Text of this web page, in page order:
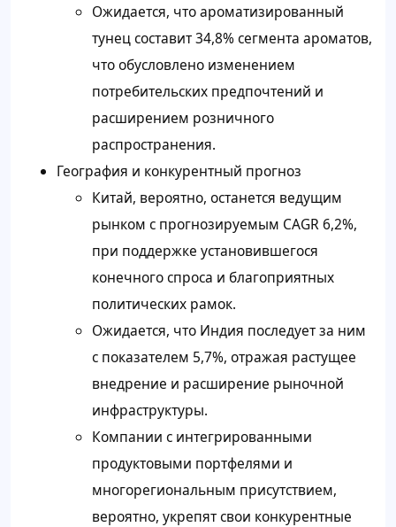
Ожидается, что ароматизированный
тунец составит 34,8% сегмента ароматов,
что обусловлено изменением
потребительских предпочтений и
расширением розничного
распространения.
География и конкурентный прогноз
Китай, вероятно, останется ведущим
рынком с прогнозируемым CAGR 6,2%,
при поддержке установившегося
конечного спроса и благоприятных
политических рамок.
Ожидается, что Индия последует за ним
с показателем 5,7%, отражая растущее
внедрение и расширение рыночной
инфраструктуры.
Компании с интегрированными
продуктовыми портфелями и
многорегиональным присутствием,
вероятно, укрепят свои конкурентные